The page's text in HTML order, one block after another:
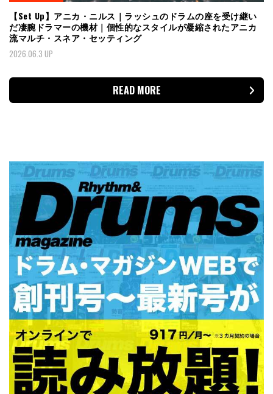
【Set Up】アニカ・ニルス｜ラッシュのドラムの座を受け継い
だ凄腕ドラマーの機材｜個性的なスタイルが凝縮されたアニカ
流マルチ・スネア・セッティング
2026.06.3 UP
READ MORE